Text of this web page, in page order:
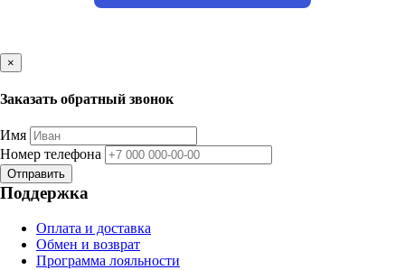
×
Заказать обратный звонок
Имя
Номер телефона
Отправить
Поддержка
Оплата и доставка
Обмен и возврат
Программа лояльности